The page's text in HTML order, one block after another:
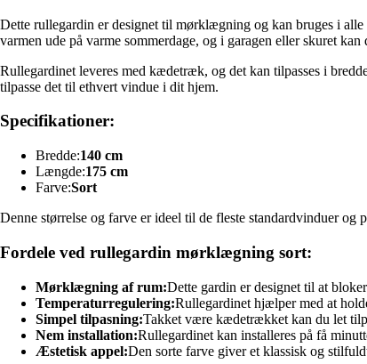
Dette rullegardin er designet til mørklægning og kan bruges i
varmen ude på varme sommerdage, og i garagen eller skuret
Rullegardinet leveres med kædetræk, og det kan tilpasses i
tilpasse det til ethvert vindue i dit hjem.
Specifikationer:
Bredde:140 cm
Længde:175 cm
Farve:Sort
Denne størrelse og farve er ideel til de fleste standardvinduer og
Fordele ved rullegardin mørklægning sort:
Mørklægning af rum:Dette gardin er designet til at
Temperaturregulering:Rullegardinet hjælper med at
Simpel tilpasning:Takket være kædetrækket kan du let
Nem installation:Rullegardinet kan installeres på få
Æstetisk appel:Den sorte farve giver et klassisk og